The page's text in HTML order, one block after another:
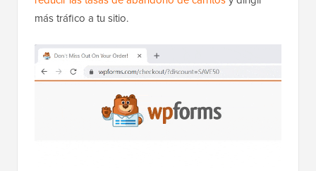
pestaña de tu navegador cuando el usuario esté
reducir las tasas de abandono de carritosy dirigir
más tráfico a tu sitio.